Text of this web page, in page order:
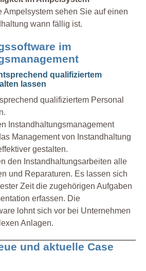
Ampelsystem sehen Sie auf einen
wann fällig ist.
im
qualifiziertem
lassen
qualifiziertem Personal
Instandhaltungsmanagement
Management von Instandhaltung
gestalten.
den Instandhaltungsarbeiten alle
und Reparaturen. Es lassen sich
Zeit die zugehörigen Aufgaben
erfassen. Die
lohnt sich vor bei Unternehmen
Anlagen.
und aktuelle Case